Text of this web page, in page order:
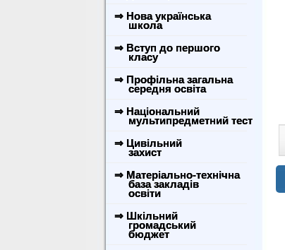
⇒ Нова українська
школа
⇒ Вступ до першого
класу
⇒ Профільна загальна
середня освіта
⇒ Національний
мультипредметний тест
⇒ Цивільний
захист
⇒ Матеріально-технічна
база закладів
освіти
⇒ Шкільний
громадський
бюджет